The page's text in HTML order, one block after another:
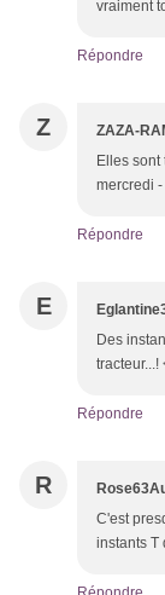
vraiment
Répondre
Z ZAZA-
Elles
mercredi
Répondre
E
Des
tracteur...!
Répondre
R
C'est
instants T